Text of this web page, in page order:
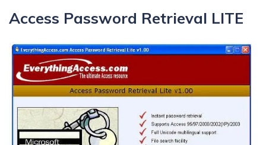
Access Password Retrieval LITE